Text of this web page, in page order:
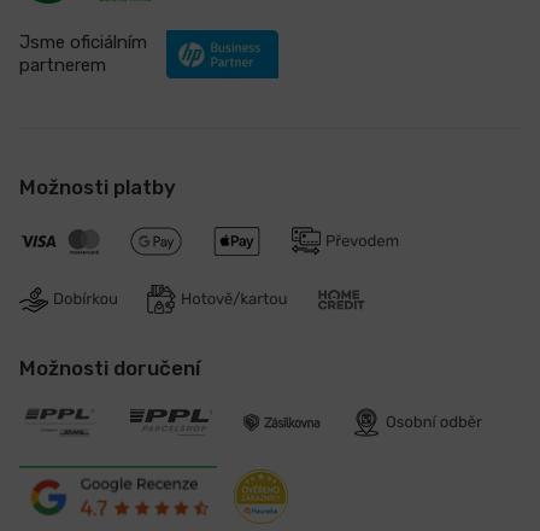
Jsme oficiálním
partnerem
Možnosti platby
Možnosti doručení